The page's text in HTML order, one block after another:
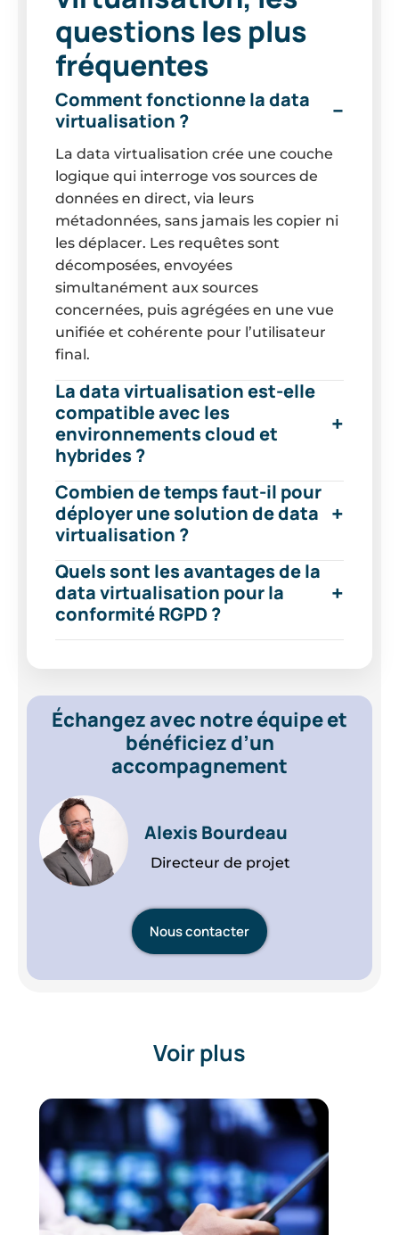
questions les plus
fréquentes
Comment fonctionne la data
virtualisation ?
La data virtualisation crée une couche
logique qui interroge vos sources de
données en direct, via leurs
métadonnées, sans jamais les copier ni
les déplacer. Les requêtes sont
décomposées, envoyées
simultanément aux sources
concernées, puis agrégées en une vue
unifiée et cohérente pour l’utilisateur
final.
La data virtualisation est-elle
compatible avec les
environnements cloud et
hybrides ?
Combien de temps faut-il pour
déployer une solution de data
virtualisation ?
Quels sont les avantages de la
data virtualisation pour la
conformité RGPD ?
Échangez avec notre équipe et
bénéficiez d’un
accompagnement
Alexis Bourdeau
Directeur de projet
Nous contacter
Voir plus